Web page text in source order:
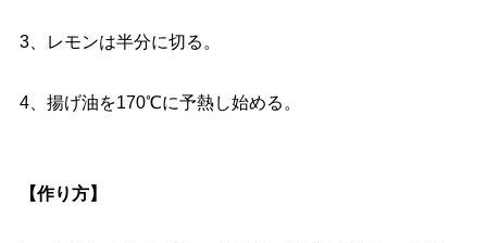
3、レモンは半分に切る。
4、揚げ油を170℃に予熱し始める。
【作り方】